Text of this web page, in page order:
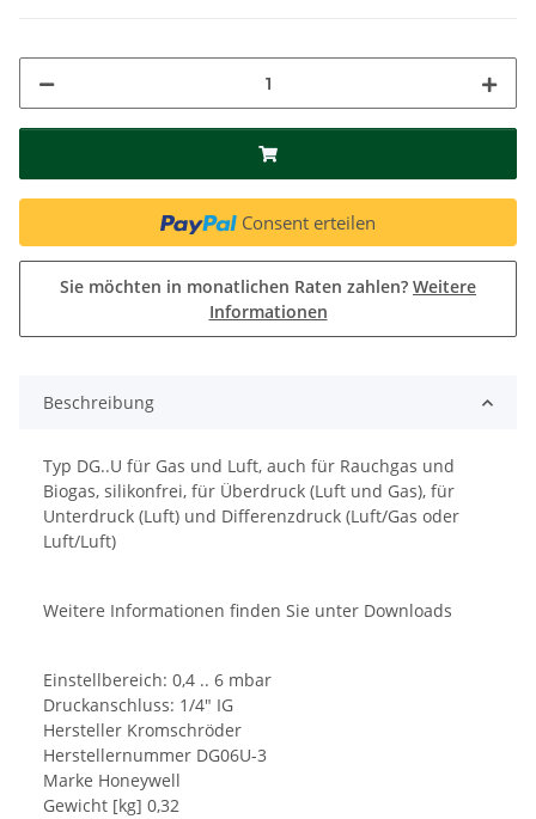
Consent erteilen
Sie möchten in monatlichen Raten zahlen? Weitere
Informationen
Beschreibung
Typ DG..U für Gas und Luft, auch für Rauchgas und
Biogas, silikonfrei, für Überdruck (Luft und Gas), für
Unterdruck (Luft) und Differenzdruck (Luft/Gas oder
Luft/Luft)
Weitere Informationen finden Sie unter Downloads
Einstellbereich: 0,4 .. 6 mbar
Druckanschluss: 1/4" IG
Hersteller Kromschröder
Herstellernummer DG06U-3
Marke Honeywell
Gewicht [kg] 0,32